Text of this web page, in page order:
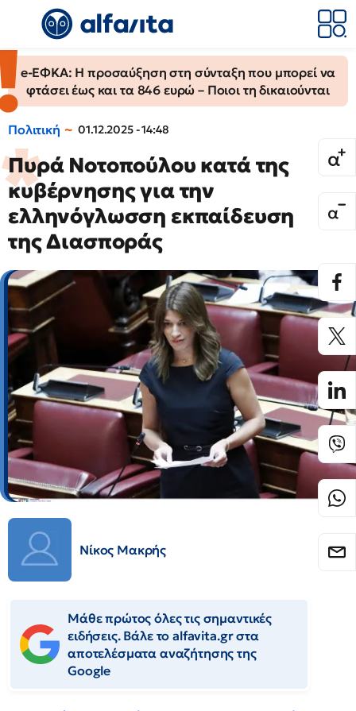
e-ΕΦΚΑ: Η προσαύξηση στη σύνταξη που μπορεί να
φτάσει έως και τα 846 ευρώ – Ποιοι τη δικαιούνται
Πολιτική 01.12.2025 - 14:48
Πυρά Νοτοπούλου κατά της
κυβέρνησης για την
ελληνόγλωσση εκπαίδευση
της Διασποράς
Νίκος Μακρής
Μάθε πρώτος όλες τις σημαντικές
ειδήσεις. Βάλε το alfavita.gr στα
αποτελέσματα αναζήτησης της
Google